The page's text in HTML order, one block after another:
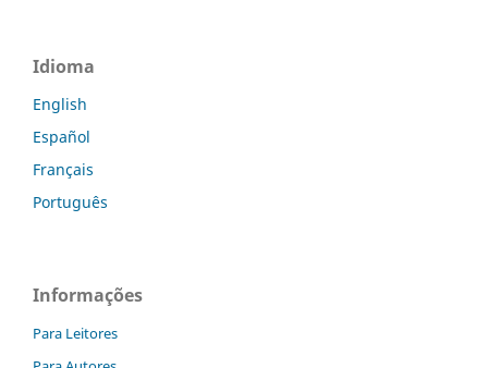
Idioma
English
Español
Français
Português
Informações
Para Leitores